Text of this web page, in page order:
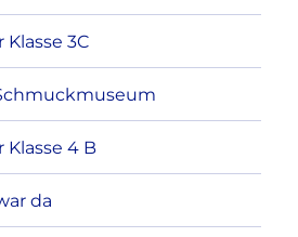
3C
Klasse 4 B
da